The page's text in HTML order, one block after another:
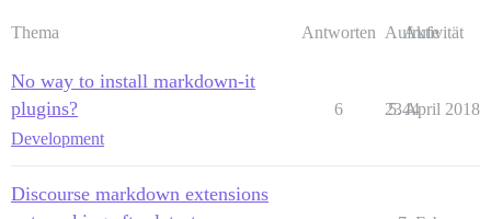
Thema Antworten Aufrufe
Aktivität
No way to install markdown-it
plugins?
Development
6 2344
5. April 2018
Discourse markdown extensions